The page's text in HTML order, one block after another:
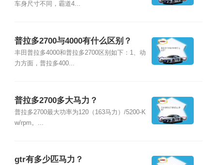
车身尺寸不同，霸道4...
普拉多2700与4000有什么区别？
丰田普拉多4000和普拉多2700区别如下：1、动
力方面，普拉多400...
普拉多2700多大马力？
普拉多2700最大功率为120（163马力）/5200-K
w/rpm。...
gtr有多少匹马力？